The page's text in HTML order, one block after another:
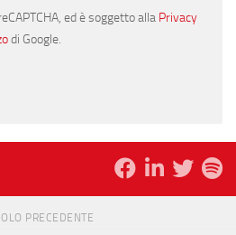
ed è soggetto alla Privacy
di Google.
PRECEDENTE